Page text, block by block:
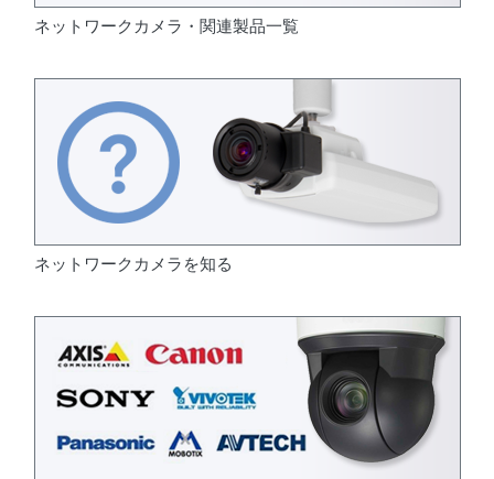
ネットワークカメラ・関連製品一覧
ネットワークカメラを知る